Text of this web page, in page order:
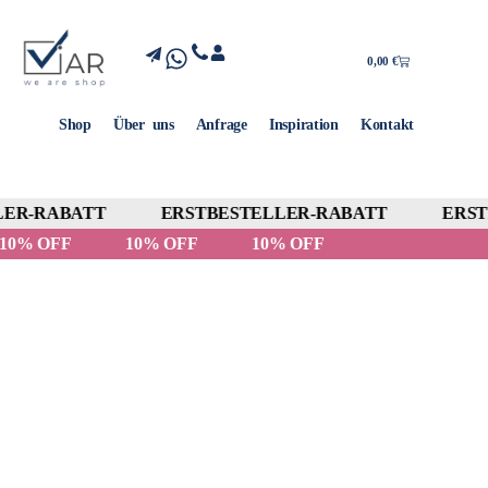
0,00 €
Shop Über uns Anfrage Inspiration Kontakt
RABATT ERSTBESTELLER-RABATT
10% OFF
10% OFF 10% OFF